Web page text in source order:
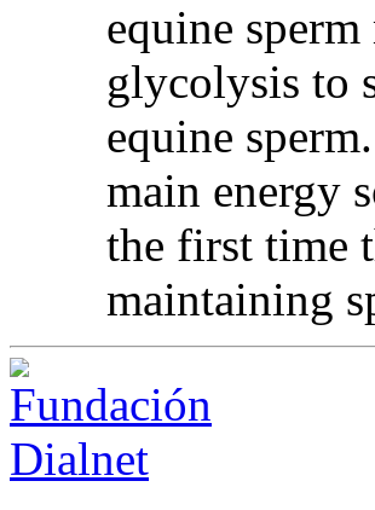
equine
glycolysis to
equine
main energy
the first time
maintaining